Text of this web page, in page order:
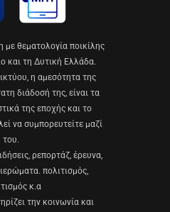
με θεματολογία ποικίλης
και τη Δυτική Ελλάδα.
η αμεσότητα της
διάδοσή της, είναι τα
της εποχής και το
να συμπορευτείτε μαζί
του.
ρεπορτάζ, έρευνα,
πολιτισμός,
κ.α
την κοινωνία και